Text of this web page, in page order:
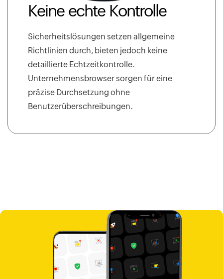
Keine echte Kontrolle
Sicherheitslösungen setzen allgemeine
Richtlinien durch, bieten jedoch keine
detaillierte Echtzeitkontrolle.
Unternehmensbrowser sorgen für eine
präzise Durchsetzung ohne
Benutzerüberschreibungen.